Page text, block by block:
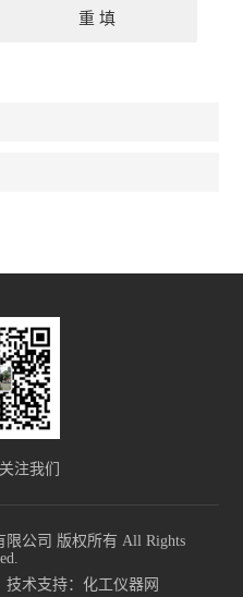
注我们
公司 版权所有 All Rights
技术支持： 化工仪器网